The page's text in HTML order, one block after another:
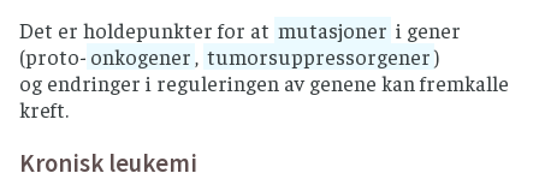
Det er holdepunkter for at mutasjoner i gener
(proto- onkogener, tumorsuppressorgener)
og endringer i reguleringen av genene kan fremkalle
kreft.
Kronisk leukemi